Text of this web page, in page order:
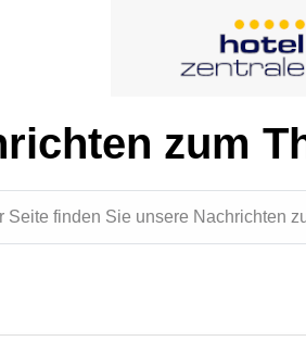
zum
Seite finden Sie unsere Nachrichten